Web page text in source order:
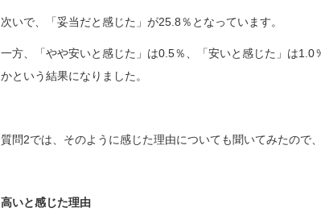
次いで、「妥当だと感じた」が25.8％となっています。
一方、「やや安いと感じた」は0.5％、「安いと感じた」は
かという結果になりました。
質問2では、そのように感じた理由についても聞いてみたので
高いと感じた理由